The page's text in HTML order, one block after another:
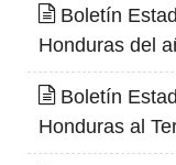
Boletín
Honduras del
Boletín
Honduras al